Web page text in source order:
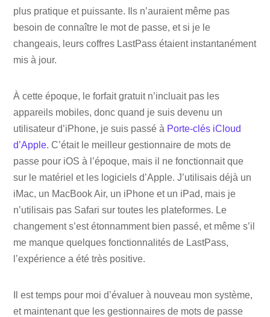
plus pratique et puissante. Ils n’auraient même pas
besoin de connaître le mot de passe, et si je le
changeais, leurs coffres LastPass étaient instantanément
mis à jour.
À cette époque, le forfait gratuit n’incluait pas les
appareils mobiles, donc quand je suis devenu un
utilisateur d’iPhone, je suis passé à Porte-clés iCloud
d’Apple. C’était le meilleur gestionnaire de mots de
passe pour iOS à l’époque, mais il ne fonctionnait que
sur le matériel et les logiciels d’Apple. J’utilisais déjà un
iMac, un MacBook Air, un iPhone et un iPad, mais je
n’utilisais pas Safari sur toutes les plateformes. Le
changement s’est étonnamment bien passé, et même s’il
me manque quelques fonctionnalités de LastPass,
l’expérience a été très positive.
Il est temps pour moi d’évaluer à nouveau mon système,
et maintenant que les gestionnaires de mots de passe